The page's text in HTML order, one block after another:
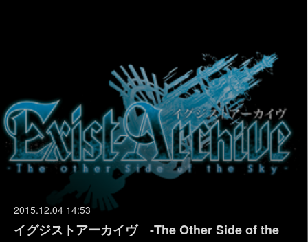
2015.12.04 14:53
イグジストアーカイヴ -The Other Side of the